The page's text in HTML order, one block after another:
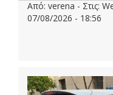
Από: verena - Στις:
07/08/2026 - 18:56